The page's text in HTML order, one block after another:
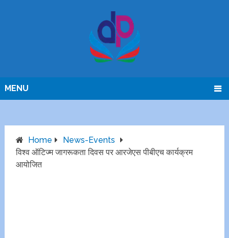
MENU
Home
News-Events
विश्व ऑटिज्म जागरूकता दिवस पर आरजेएस पीबीएच कार्यक्रम
आयोजित